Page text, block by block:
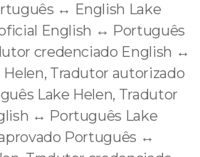
↔️ English Lake
English ↔️ Português
credenciado English ↔️
Tradutor autorizado
Lake Helen, Tradutor
↔️ Português Lake
Português ↔️